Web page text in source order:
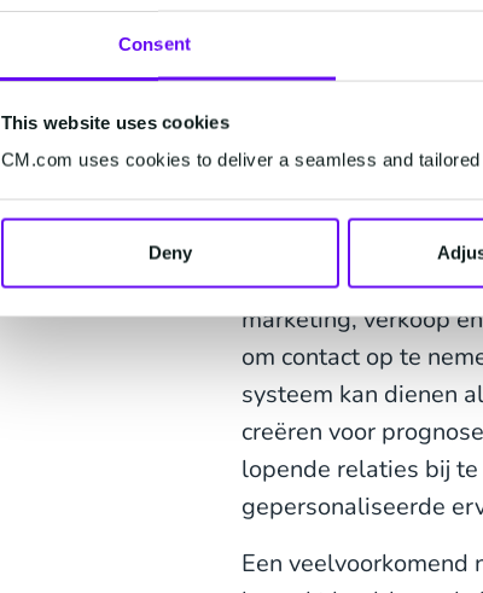
Consent
This website uses cookies
CM.com uses cookies to deliver a seamless and
Deny
of redenen voor
Uiteindelijk helpen
hun informatie
en de interactie
CRM-systemen zijn
marketing, verkoop
om contact op te
systeem kan dienen
creëren voor
lopende relaties bij
gepersonaliseerde
Een veelvoorkomend